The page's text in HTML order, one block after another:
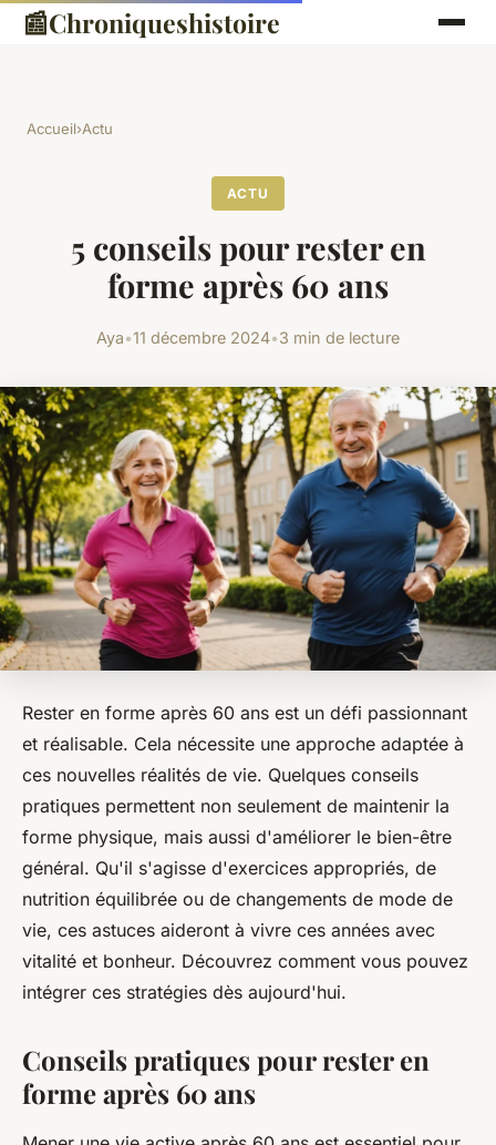
📰Chroniqueshistoire
Accueil›Actu
ACTU
5 conseils pour rester en
forme après 60 ans
Aya•11 décembre 2024•3 min de lecture
Rester en forme après 60 ans est un défi passionnant
et réalisable. Cela nécessite une approche adaptée à
ces nouvelles réalités de vie. Quelques conseils
pratiques permettent non seulement de maintenir la
forme physique, mais aussi d'améliorer le bien-être
général. Qu'il s'agisse d'exercices appropriés, de
nutrition équilibrée ou de changements de mode de
vie, ces astuces aideront à vivre ces années avec
vitalité et bonheur. Découvrez comment vous pouvez
intégrer ces stratégies dès aujourd'hui.
Conseils pratiques pour rester en
forme après 60 ans